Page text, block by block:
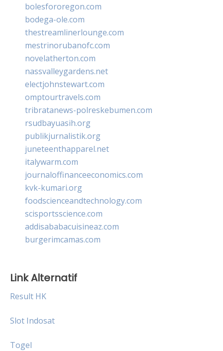
bolesfororegon.com
bodega-ole.com
thestreamlinerlounge.com
mestrinorubanofc.com
novelatherton.com
nassvalleygardens.net
electjohnstewart.com
omptourtravels.com
tribratanews-polreskebumen.com
rsudbayuasih.org
publikjurnalistik.org
juneteenthapparel.net
italywarm.com
journaloffinanceeconomics.com
kvk-kumari.org
foodscienceandtechnology.com
scisportsscience.com
addisababacuisineaz.com
burgerimcamas.com
Link Alternatif
Result HK
Slot Indosat
Togel